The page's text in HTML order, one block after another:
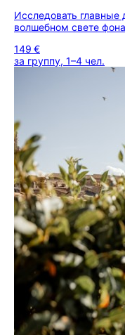
Исследовать главные
волшебном свете
149 €
за группу, 1–4 чел.